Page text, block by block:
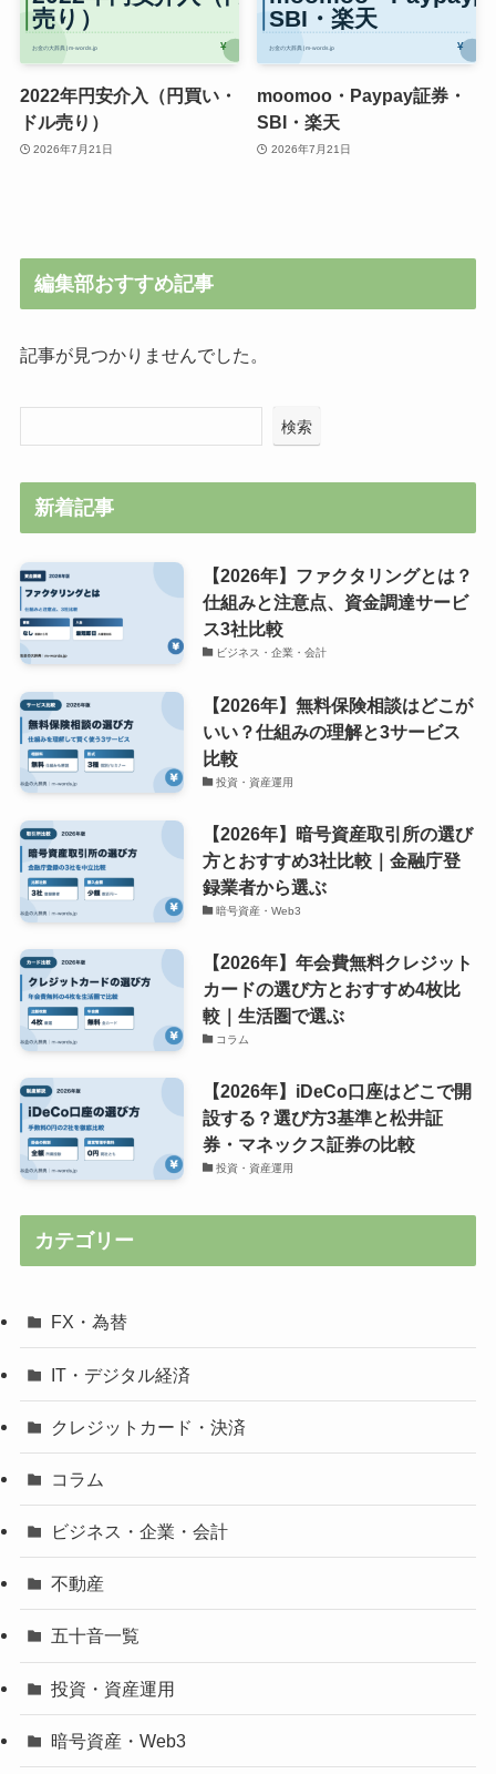
2022年円安介入（円買い・
ドル売り）
2026年7月21日
moomoo・Paypay証券・
SBI・楽天
2026年7月21日
編集部おすすめ記事
記事が見つかりませんでした。
検索
新着記事
【2026年】ファクタリングとは？
仕組みと注意点、資金調達サービ
ス3社比較
ビジネス・企業・会計
【2026年】無料保険相談はどこが
いい？仕組みの理解と3サービス
比較
投資・資産運用
【2026年】暗号資産取引所の選び
方とおすすめ3社比較｜金融庁登
録業者から選ぶ
暗号資産・Web3
【2026年】年会費無料クレジット
カードの選び方とおすすめ4枚比
較｜生活圏で選ぶ
コラム
【2026年】iDeCo口座はどこで開
設する？選び方3基準と松井証
券・マネックス証券の比較
投資・資産運用
カテゴリー
FX・為替
IT・デジタル経済
クレジットカード・決済
コラム
ビジネス・企業・会計
不動産
五十音一覧
投資・資産運用
暗号資産・Web3